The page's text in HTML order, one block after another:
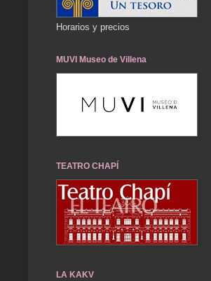
Horarios y precios
MUVI Museo de Villena
TEATRO CHAPÍ
LA KAKV